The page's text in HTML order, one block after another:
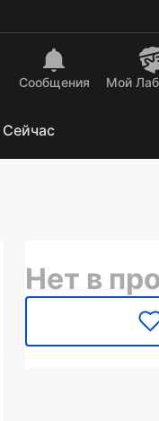
Сообщения Mой
Нет в